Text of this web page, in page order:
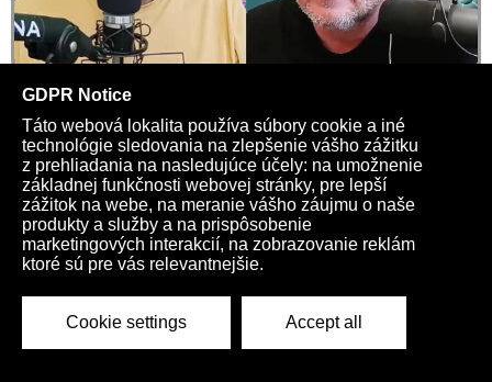
Video
Totalitný kresťan
Kardio na každý týždeň >>